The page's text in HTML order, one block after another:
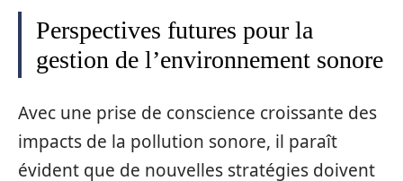
Perspectives futures pour la
gestion de l’environnement sonore
Avec une prise de conscience croissante des
impacts de la pollution sonore, il paraît
évident que de nouvelles stratégies doivent